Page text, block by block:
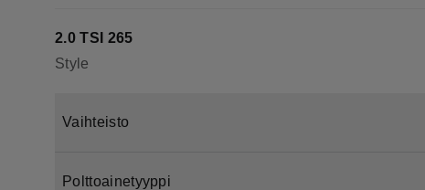
2.0 TSI 265
Style
Vaihteisto
Polttoainetyyppi